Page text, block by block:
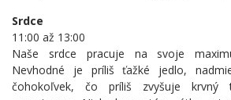
Srdce
11:00 až 13:00
Naše srdce pracuje na svoje
Nevhodné je príliš ťažké jedlo,
čohokoľvek, čo príliš zvyšuje krvný